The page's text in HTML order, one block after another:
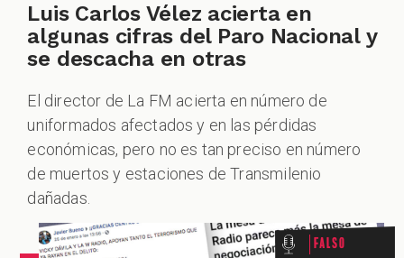
Luis Carlos Vélez acierta en
algunas cifras del Paro Nacional y
se descacha en otras
El director de La FM acierta en número de
uniformados afectados y en las pérdidas
económicas, pero no es tan preciso en número
de muertos y estaciones de Transmilenio
dañadas.
Falso